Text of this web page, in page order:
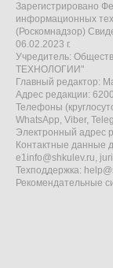
Зарегистрировано
информационных
(Роскомнадзор)
06.02.2023 г.
Учредитель:
ТЕХНОЛОГИИ"
Главный редактор:
Адрес редакции:
Телефоны
WhatsApp, Viber,
Электронный адрес
Контактные данные
e1info@shkulev.ru,
Техподдержка:
Рекомендательные